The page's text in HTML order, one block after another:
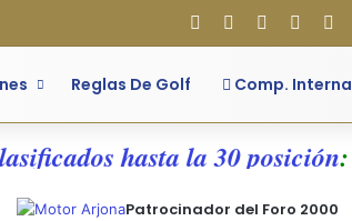
Facebook Flickr
Reglas De Golf Comp.
hasta la 30 posición:
Patrocinador del Foro 2000